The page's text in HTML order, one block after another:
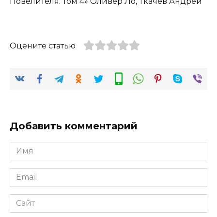
Оцените статью
Добавить комментарий
Имя
*
Email
*
Сайт